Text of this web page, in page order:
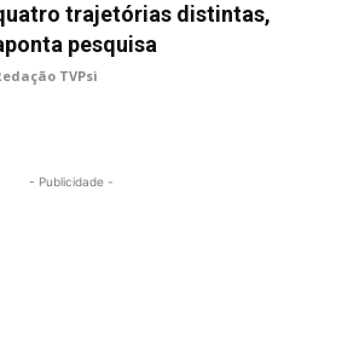
trajetórias distintas,
pesquisa
TVPsi
- Publicidade -